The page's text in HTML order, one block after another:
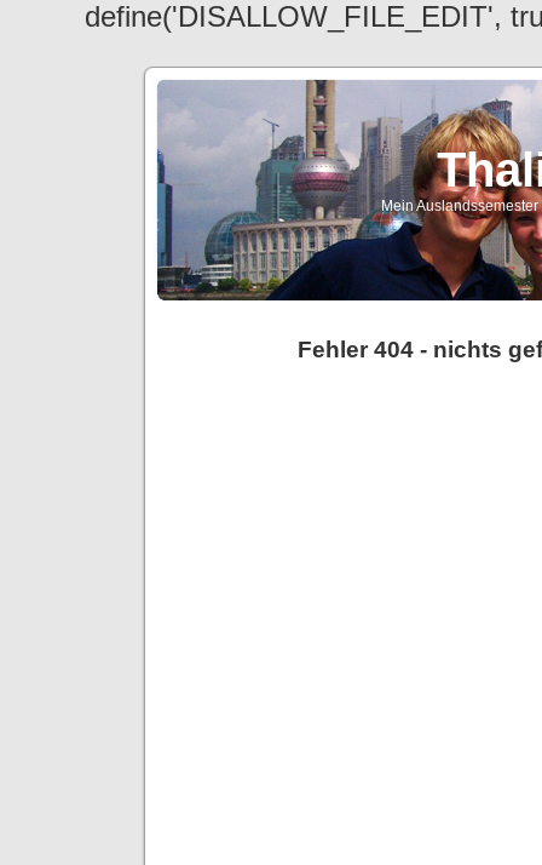
define('DISALLOW_FILE_EDIT',
Mein
Fehler 404 - nichts